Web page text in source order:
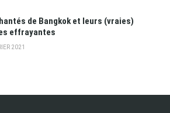
de Bangkok et leurs (vraies)
effrayantes
2021